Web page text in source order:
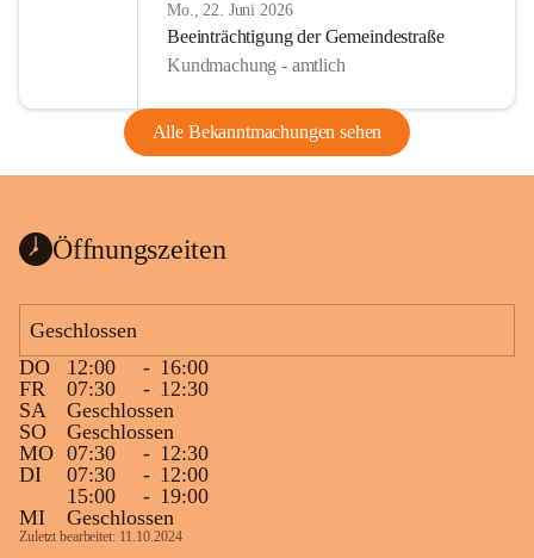
Mo., 22. Juni 2026
Beeinträchtigung der Gemeindestraße
Kundmachung - amtlich
Alle Bekanntmachungen sehen
Öffnungszeiten
Geschlossen
DO
12:00 - 16:00
FR
07:30 - 12:30
SA
Geschlossen
SO
Geschlossen
MO 07:30 - 12:30
DI
07:30 - 12:00
15:00
- 19:00
MI
Geschlossen
Zuletzt bearbeitet: 11.10.2024